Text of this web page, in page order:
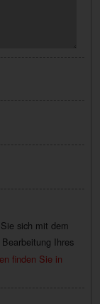
sich mit dem
Ihres
finden Sie in